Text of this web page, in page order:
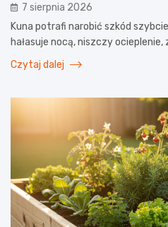
7 sierpnia 2026
Kuna potrafi narobić szkód
hałasuje nocą, niszczy
Czytaj dalej